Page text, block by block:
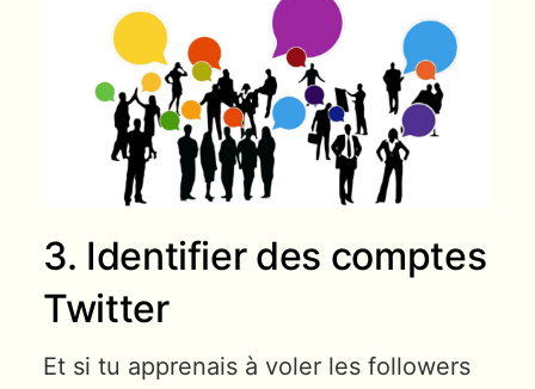
3. Identifier des comptes
Twitter
Et si tu apprenais à voler les followers